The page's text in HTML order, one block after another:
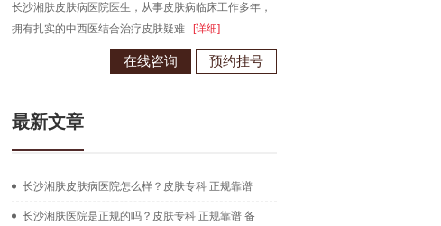
作多年， 长沙湘肤皮肤病医院医生，从事皮肤病临床工作多年，
在中西医结合治疗皮肤病领域有独到...
在线咨询 预约挂号
最新文章
长沙湘肤皮肤病医院怎么样？皮肤专科 正规靠谱
长沙湘肤医院是正规的吗？皮肤专科 正规靠谱 备